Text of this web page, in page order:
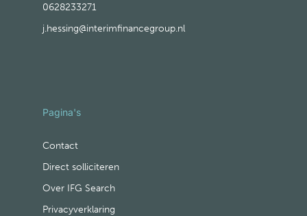
0628233271
j.hessing@interimfinancegroup.nl
Pagina's
Contact
Direct solliciteren
Over IFG Search
Privacyverklaring